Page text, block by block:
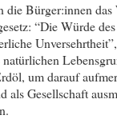
Bürger:innen
“Die Würde
um darauf
als Gesellschaft